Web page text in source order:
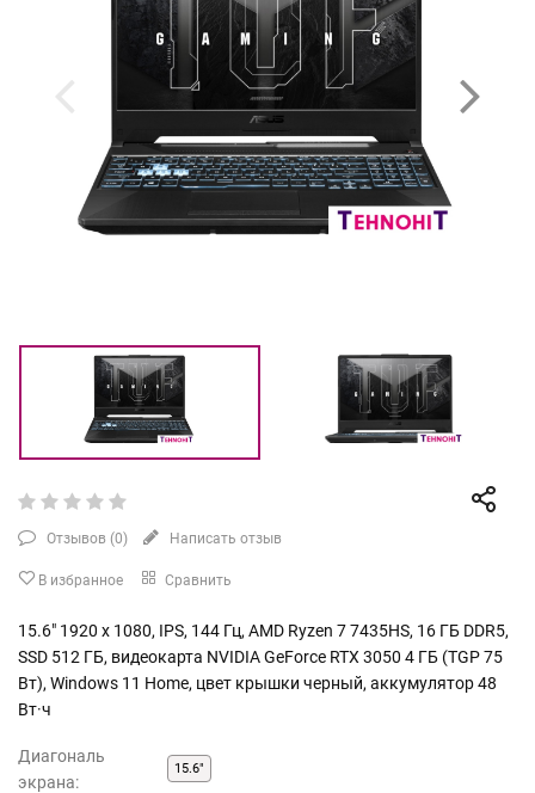
Отзывов (0) Написать отзыв
В избранное Сравнить
15.6" 1920 x 1080, IPS, 144 Гц, AMD Ryzen 7 7435HS, 16 ГБ DDR5,
SSD 512 ГБ, видеокарта NVIDIA GeForce RTX 3050 4 ГБ (TGP 75
Вт), Windows 11 Home, цвет крышки черный, аккумулятор 48
Вт·ч
Диагональ
экрана:
15.6"